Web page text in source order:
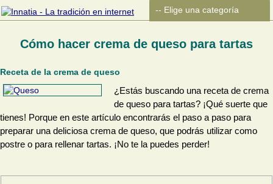
Cómo hacer crema de queso para tartas
Receta de la crema de queso
¿Estás buscando una receta de crema
de queso para tartas? ¡Qué suerte que
tienes! Porque en este artículo encontrarás el paso a paso para
preparar una deliciosa crema de queso, que podrás utilizar como
postre o para rellenar tartas. ¡No te la puedes perder!